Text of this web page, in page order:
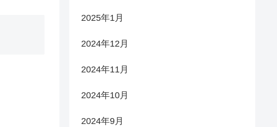
2025年1月
2024年12月
2024年11月
2024年10月
2024年9月